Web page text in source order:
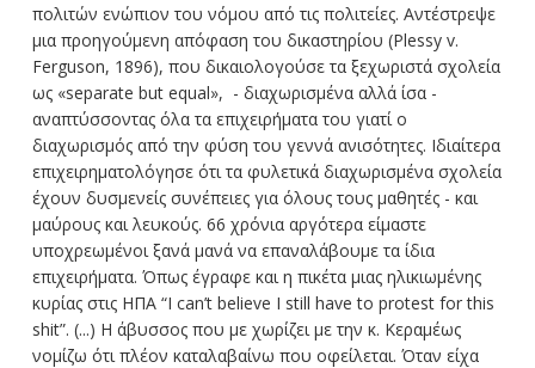
πολιτών ενώπιον του νόμου από τις πολιτείες. Αντέστρεψε
μια προηγούμενη απόφαση του δικαστηρίου (Plessy v.
Ferguson, 1896), που δικαιολογούσε τα ξεχωριστά σχολεία
ως «separate but equal», - διαχωρισμένα αλλά ίσα -
αναπτύσσοντας όλα τα επιχειρήματα του γιατί ο
διαχωρισμός από την φύση του γεννά ανισότητες. Ιδιαίτερα
επιχειρηματολόγησε ότι τα φυλετικά διαχωρισμένα σχολεία
έχουν δυσμενείς συνέπειες για όλους τους μαθητές - και
μαύρους και λευκούς. 66 χρόνια αργότερα είμαστε
υποχρεωμένοι ξανά μανά να επαναλάβουμε τα ίδια
επιχειρήματα. Όπως έγραφε και η πικέτα μιας ηλικιωμένης
κυρίας στις ΗΠΑ “I can’t believe I still have to protest for this
shit”. (...) Η άβυσσος που με χωρίζει με την κ. Κεραμέως
νομίζω ότι πλέον καταλαβαίνω που οφείλεται. Όταν είχα